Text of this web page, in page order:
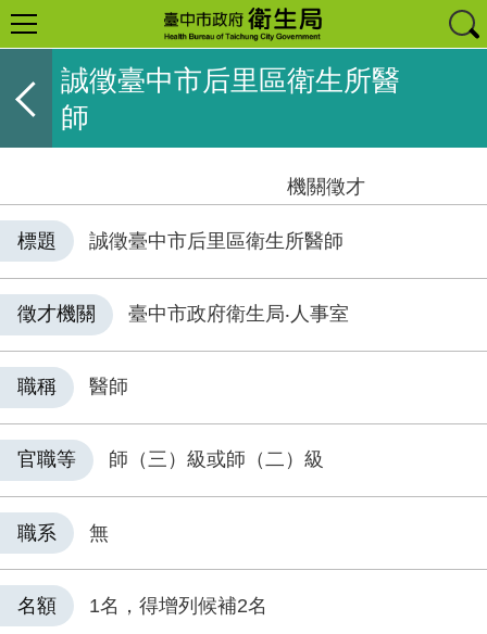
誠徵臺中市后里區衛生所醫
師
機關徵才
標題 誠徵臺中市后里區衛生所醫師
徵才機關 臺中市政府衛生局‧人事室
職稱 醫師
官職等 師（三）級或師（二）級
職系 無
名額 1名，得增列候補2名